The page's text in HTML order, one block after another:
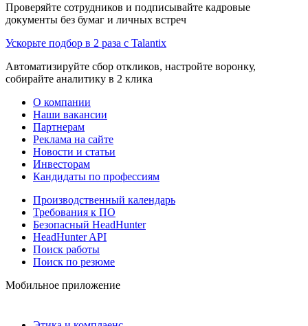
Проверяйте сотрудников и подписывайте кадровые
документы без бумаг и личных встреч
Ускорьте подбор в 2 раза с Talantix
Автоматизируйте сбор откликов, настройте воронку,
собирайте аналитику в 2 клика
О компании
Наши вакансии
Партнерам
Реклама на сайте
Новости и статьи
Инвесторам
Кандидаты по профессиям
Производственный календарь
Требования к ПО
Безопасный HeadHunter
HeadHunter API
Поиск работы
Поиск по резюме
Мобильное приложение